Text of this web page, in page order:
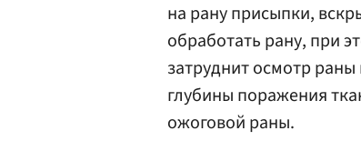
на рану присыпки,
обработать рану, при
затруднит осмотр
глубины поражения
ожоговой раны.